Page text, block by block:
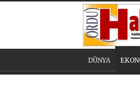
DÜNYA